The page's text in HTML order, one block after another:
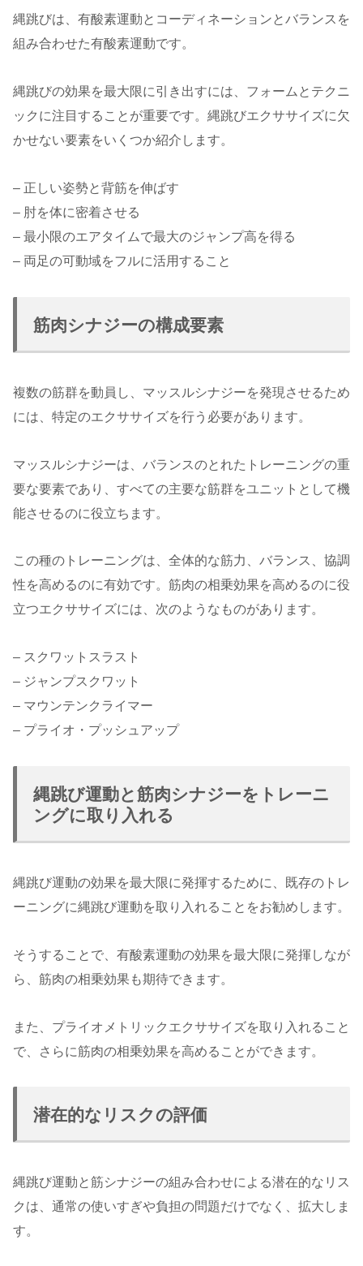
縄跳びは、有酸素運動とコーディネーションとバランスを
組み合わせた有酸素運動です。
縄跳びの効果を最大限に引き出すには、フォームとテクニ
ックに注目することが重要です。縄跳びエクササイズに欠
かせない要素をいくつか紹介します。
– 正しい姿勢と背筋を伸ばす
– 肘を体に密着させる
– 最小限のエアタイムで最大のジャンプ高を得る
– 両足の可動域をフルに活用すること
筋肉シナジーの構成要素
複数の筋群を動員し、マッスルシナジーを発現させるため
には、特定のエクササイズを行う必要があります。
マッスルシナジーは、バランスのとれたトレーニングの重
要な要素であり、すべての主要な筋群をユニットとして機
能させるのに役立ちます。
この種のトレーニングは、全体的な筋力、バランス、協調
性を高めるのに有効です。筋肉の相乗効果を高めるのに役
立つエクササイズには、次のようなものがあります。
– スクワットスラスト
– ジャンプスクワット
– マウンテンクライマー
– プライオ・プッシュアップ
縄跳び運動と筋肉シナジーをトレーニ
ングに取り入れる
縄跳び運動の効果を最大限に発揮するために、既存のトレ
ーニングに縄跳び運動を取り入れることをお勧めします。
そうすることで、有酸素運動の効果を最大限に発揮しなが
ら、筋肉の相乗効果も期待できます。
また、プライオメトリックエクササイズを取り入れること
で、さらに筋肉の相乗効果を高めることができます。
潜在的なリスクの評価
縄跳び運動と筋シナジーの組み合わせによる潜在的なリス
クは、通常の使いすぎや負担の問題だけでなく、拡大しま
す。